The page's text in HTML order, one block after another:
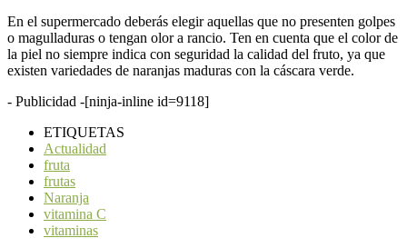
En el supermercado deberás elegir aquellas que no presenten golpes
o magulladuras o tengan olor a rancio. Ten en cuenta que el color de
la piel no siempre indica con seguridad la calidad del fruto, ya que
existen variedades de naranjas maduras con la cáscara verde.
- Publicidad -[ninja-inline id=9118]
ETIQUETAS
Actualidad
fruta
frutas
Naranja
vitamina C
vitaminas